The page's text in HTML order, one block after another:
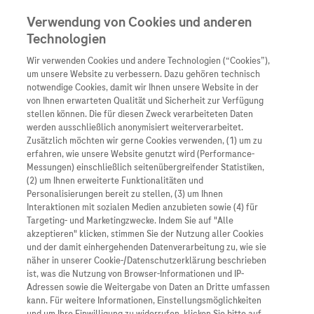
Unternehmen
Übersicht
Wer wir sind
Was uns antreibt
Unsere Standorte
Roche Stories
Events
Innovation
Übersicht
Forschung
Personalisierte
Digitalisierung
Blog Zukunftslabor
Übersicht
Unser Service für
Informationen zu
Diagnostik ist
Klinische Studien
Arzneimittel
Übersicht
Arzneimittel A-Z
Roche Pipeline
Roche Fachportal
Diagnostik
Kontakt
Presse
Karriere
Verwendung von Cookies und anderen
Technologien
Wir verwenden Cookies und andere Technologien (“Cookies”),
um unsere Website zu verbessern. Dazu gehören technisch
notwendige Cookies, damit wir Ihnen unsere Website in der
von Ihnen erwarteten Qualität und Sicherheit zur Verfügung
stellen können. Die für diesen Zweck verarbeiteten Daten
werden ausschließlich anonymisiert weiterverarbeitet.
Zusätzlich möchten wir gerne Cookies verwenden, (1) um zu
erfahren, wie unsere Website genutzt wird (Performance-
Messungen) einschließlich seitenübergreifender Statistiken,
(2) um Ihnen erweiterte Funktionalitäten und
Personalisierungen bereit zu stellen, (3) um Ihnen
Interaktionen mit sozialen Medien anzubieten sowie (4) für
Targeting- und Marketingzwecke. Indem Sie auf "Alle
akzeptieren" klicken, stimmen Sie der Nutzung aller Cookies
und der damit einhergehenden Datenverarbeitung zu, wie sie
näher in unserer Cookie-/Datenschutzerklärung beschrieben
ist, was die Nutzung von Browser-Informationen und IP-
Adressen sowie die Weitergabe von Daten an Dritte umfassen
kann. Für weitere Informationen, Einstellungsmöglichkeiten